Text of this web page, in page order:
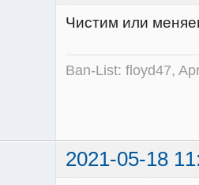
Чистим или
Ban-List: floyd47,
2021-05-18